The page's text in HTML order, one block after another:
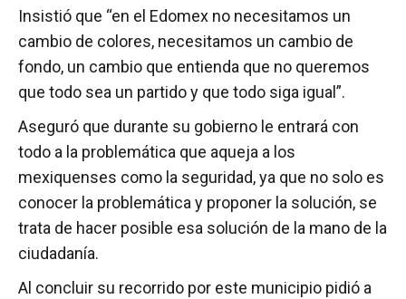
Insistió que “en el Edomex no necesitamos un
cambio de colores, necesitamos un cambio de
fondo, un cambio que entienda que no queremos
que todo sea un partido y que todo siga igual”.
Aseguró que durante su gobierno le entrará con
todo a la problemática que aqueja a los
mexiquenses como la seguridad, ya que no solo es
conocer la problemática y proponer la solución, se
trata de hacer posible esa solución de la mano de la
ciudadanía.
Al concluir su recorrido por este municipio pidió a